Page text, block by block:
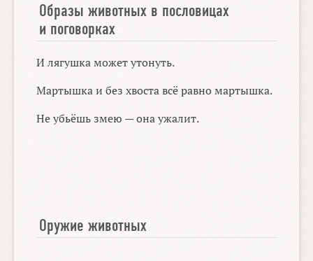
Образы животных в пословицах
и поговорках
И лягушка может утонуть.
Мартышка и без хвоста всё равно мартышка.
Не убьёшь змею — она ужалит.
Оружие животных